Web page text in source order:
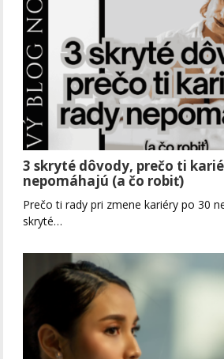
3 skryté dôvody, prečo ti
nepomáhajú (a čo robiť)
Prečo ti rady pri zmene kariéry po 30
skryté…